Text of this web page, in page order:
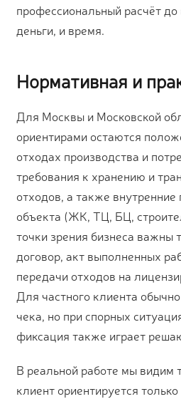
профессиональный расчёт
деньги, и время.
Нормативная и
Для Москвы и Московской
ориентирами остаются
отходах производства и
требования к хранению и
отходов, а также внутренние
объекта (ЖК, ТЦ, БЦ,
точки зрения бизнеса важны
договор, акт выполненных
передачи отходов на
Для частного клиента
чека, но при спорных
фиксация также играет
В реальной работе мы видим
клиент ориентируется